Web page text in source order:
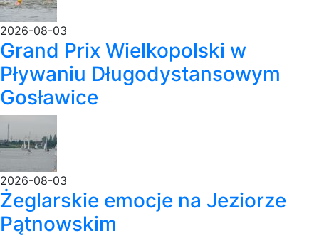
2026-08-03
Grand Prix Wielkopolski w
Pływaniu Długodystansowym
Gosławice
2026-08-03
Żeglarskie emocje na Jeziorze
Pątnowskim